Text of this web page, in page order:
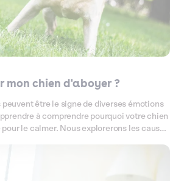
mon chien d'aboyer ?
être le signe de diverses émotions
à comprendre pourquoi votre chien
le calmer. Nous explorerons les causes